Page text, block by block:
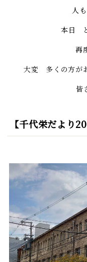
人
本日
再
大変 多くの方が
皆
【千代栄だより